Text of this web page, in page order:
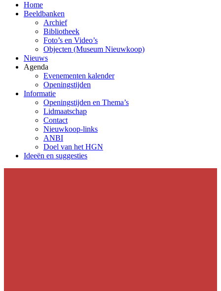
Home
Beeldbanken
Archief
Bibliotheek
Foto’s en Video’s
Objecten (Museum Nieuwkoop)
Nieuws
Agenda
Evenementen kalender
Openingstijden
Informatie
Openingstijden en Thema’s
Lidmaatschap
Contact
Nieuwkoop-links
ANBI
Doel van het HGN
Ideeën en suggesties